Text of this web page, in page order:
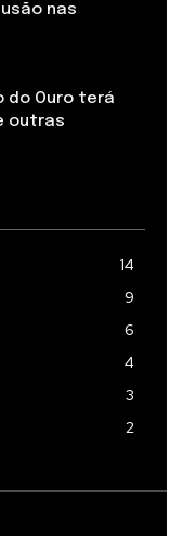
nas
do Ouro terá
outras
14
9
6
4
3
2